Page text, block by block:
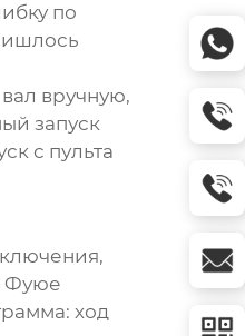
по
вручную,
запуск
с пульта
Фуюе
ход